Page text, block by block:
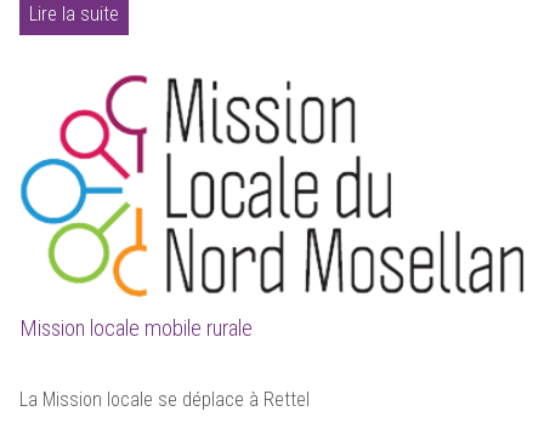
Lire la suite
Mission locale mobile rurale
La Mission locale se déplace à Rettel